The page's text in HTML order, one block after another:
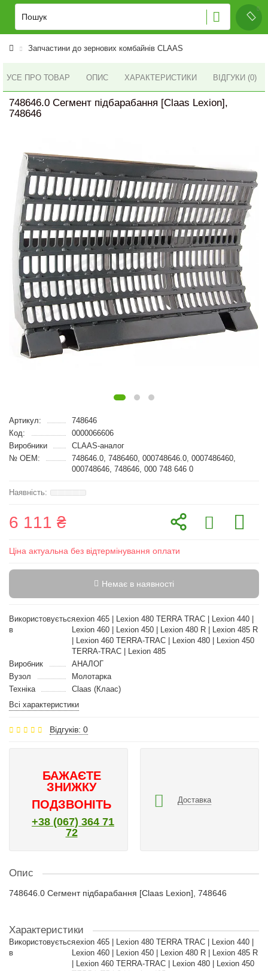
Запчастини до зернових комбайнів CLAAS
УСЕ ПРО ТОВАР ОПИС ХАРАКТЕРИСТИКИ ВІДГУКИ (0)
748646.0 Сегмент підбарабання [Claas Lexion],
748646
Артикул:
748646
Код:
0000066606
Виробники
CLAAS-аналог
№ OEM:
748646.0, 7486460, 000748646.0, 0007486460,
000748646, 748646, 000 748 646 0
6 111 ₴
Ціна актуальна без відтермінування оплати
Немає в наявності
Використовується
в
Lexion 465 | Lexion 480 TERRA TRAC | Lexion 440 |
Lexion 460 | Lexion 450 | Lexion 480 R | Lexion 485 R
| Lexion 460 TERRA-TRAC | Lexion 480 | Lexion 450
TERRA-TRAC | Lexion 485
Виробник
АНАЛОГ
Вузол
Молотарка
Техніка
Claas (Клаас)
Всі характеристики
Відгуків: 0
БАЖАЄТЕ
ЗНИЖКУ
ПОДЗВОНІТЬ
+38 (067) 364 71
72
Доставка
Опис
748646.0 Сегмент підбарабання [Claas Lexion], 748646
Характеристики
Використовується
в
Lexion 465 | Lexion 480 TERRA TRAC | Lexion 440 |
Lexion 460 | Lexion 450 | Lexion 480 R | Lexion 485 R
| Lexion 460 TERRA-TRAC | Lexion 480 | Lexion 450